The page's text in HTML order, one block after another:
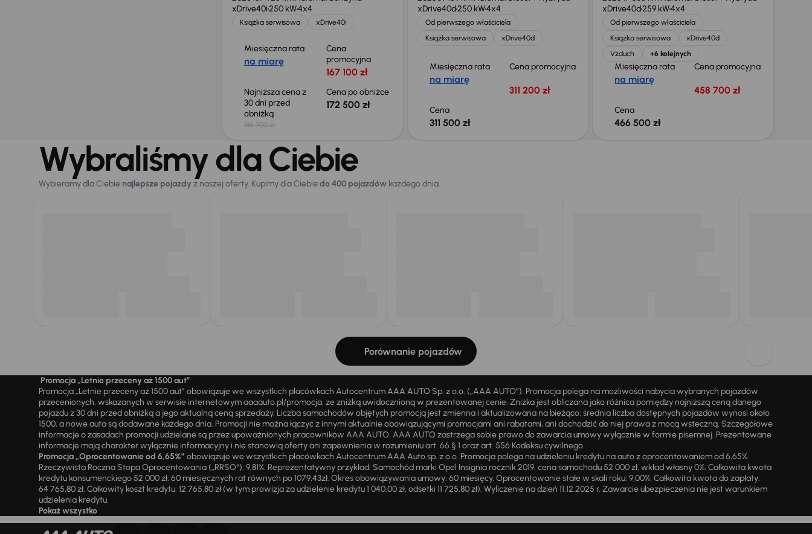
xDrive40i250 kW4x4
Książka serwisowa xDrive40i
Miesięczna rata
na miarę
Cena
promocyjna
167 100 zł
Najniższa cena z
30 dni przed
obniżką
186 700 zł
Cena po obniżce
172 500 zł
xDrive40d250 kW4x4
Od pierwszego właściciela
Książka serwisowa
xDrive40d
Miesięczna rata
na miarę
Cena promocyjna
311 200 zł
Cena
311 500 zł
xDrive40d259 kW4x4
Od pierwszego właściciela
Książka serwisowa
xDrive40d
Vzduch
+6 kolejnych
Miesięczna rata
na miarę
Cena promocyjna
458 700 zł
Cena
466 500 zł
Wybraliśmy dla Ciebie
Wybieramy dla Ciebie najlepsze pojazdy z naszej oferty. Kupimy dla Ciebiedo 400 pojazdów każdego dnia.
Porównanie pojazdów
Promocja „Letnie przeceny aż 1500 aut”
Promocja „Letnie przeceny aż 1500 aut” obowiązuje we wszystkich placówkach Autocentrum AAA AUTO Sp. z o.o. („AAA AUTO”). Promocja polega na możliwości nabycia wybranych pojazdów
przecenionych, wskazanych w serwisie internetowym aaaauto.pl/promocja, ze zniżką uwidocznioną w prezentowanej cenie. Zniżka jest obliczana jako różnica pomiędzy najniższą ceną danego
pojazdu z 30 dni przed obniżką a jego aktualną ceną sprzedaży. Liczba samochodów objętych promocją jest zmienna i aktualizowana na bieżąco; średnia liczba dostępnych pojazdów wynosi około
1500, a nowe auta są dodawane każdego dnia. Promocji nie można łączyć z innymi aktualnie obowiązującymi promocjami ani rabatami, ani dochodzić do niej prawa z mocą wsteczną. Szczegółowe
informacje o zasadach promocji udzielane są przez upoważnionych pracowników AAA AUTO. AAA AUTO zastrzega sobie prawo do zawarcia umowy wyłącznie w formie pisemnej. Prezentowane
informacje mają charakter wyłącznie informacyjny i nie stanowią oferty ani zapewnienia w rozumieniu art. 66 § 1 oraz art. 556 Kodeksu cywilnego.
Promocja „Oprocentowanie od 6,65%” obowiązuje we wszystkich placówkach Autocentrum AAA Auto sp. z o.o. Promocja polega na udzieleniu kredytu na auto z oprocentowaniem od 6,65%.
Rzeczywista Roczna Stopa Oprocentowania („RRSO“): 9,81%. Reprezentatywny przykład: Samochód marki Opel Insignia rocznik 2019, cena samochodu 52 000 zł, wkład własny 0%. Całkowita kwota
kredytu konsumenckiego 52 000 zł, 60 miesięcznych rat równych po 1079,43zł. Okres obowiązywania umowy: 60 miesięcy. Oprocentowanie stałe w skali roku: 9,00%. Całkowita kwota do zapłaty:
64 765,80 zł. Całkowity koszt kredytu: 12 765,80 zł (w tym prowizja za udzielenie kredytu 1 040,00 zł, odsetki 11 725,80 zł). Wyliczenie na dzień 11.12.2025 r. Zawarcie ubezpieczenia nie jest warunkiem
udzielenia kredytu.
Pokaż wszystko